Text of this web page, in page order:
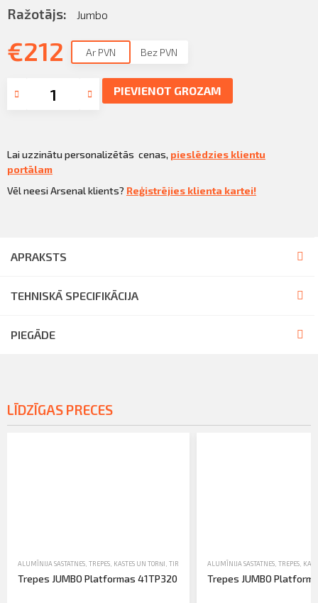
KLIENTU PORTĀLS
KĻŪT PAR KLIENTU
Ražotājs: Jumbo
€212 Ar PVN Bez PVN
PIEVIENOT GROZAM
Lai uzzinātu personalizētās cenas, pieslēdzies klientu
portālam
Vēl neesi Arsenal klients? Reģistrējies klienta kartei!
APRAKSTS
TEHNISKĀ SPECIFIKĀCIJA
PIEGĀDE
LĪDZĪGAS PRECES
ALUMĪNIJA SASTATNES, TREPES, KASTES UN TORŅI TIRDZNIECĪBA, TREPES
Trepes JUMBO Platformas 41TP320
ALUMĪNIJA SASTATNES, TREPES,
Trepes JUMBO